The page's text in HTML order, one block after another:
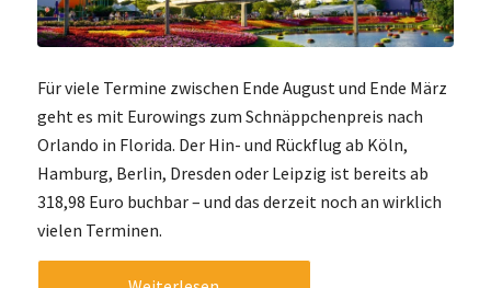
Für viele Termine zwischen Ende August und Ende März
geht es mit Eurowings zum Schnäppchenpreis nach
Orlando in Florida. Der Hin- und Rückflug ab Köln,
Hamburg, Berlin, Dresden oder Leipzig ist bereits ab
318,98 Euro buchbar – und das derzeit noch an wirklich
vielen Terminen.